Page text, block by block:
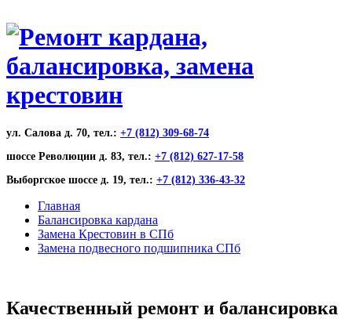
ул. Салова д. 70, тел.: +7 (812) 309-68-74
шоссе Революции д. 83, тел.: +7 (812) 627-17-58
Выборгское шоссе д. 19, тел.: +7 (812) 336-43-32
Главная
Балансировка кардана
Замена Крестовин в СПб
Замена подвесного подшипника СПб
Качественный ремонт и балансировка